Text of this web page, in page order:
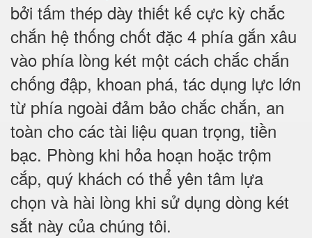
bởi tấm thép dày thiết kế cực kỳ chắc
chắn hệ thống chốt đặc 4 phía gắn xâu
vào phía lòng két một cách chắc chắn
chống đập, khoan phá, tác dụng lực lớn
từ phía ngoài đảm bảo chắc chắn, an
toàn cho các tài liệu quan trọng, tiền
bạc. Phòng khi hỏa hoạn hoặc trộm
cắp, quý khách có thể yên tâm lựa
chọn và hài lòng khi sử dụng dòng két
sắt này của chúng tôi.